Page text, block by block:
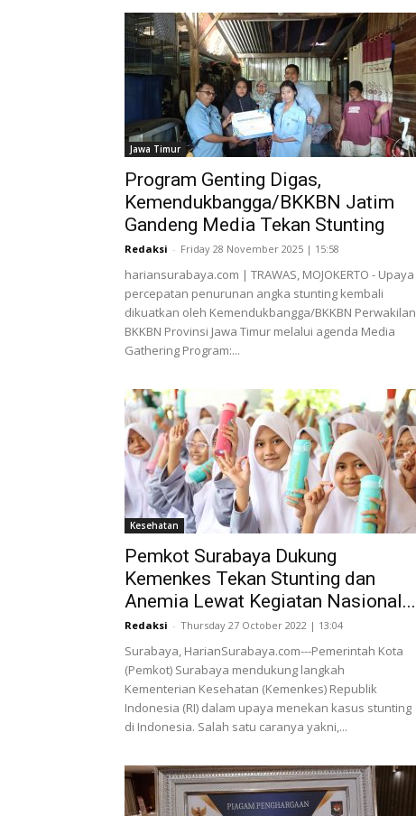
Jawa Timur
Program Genting Digas,
Kemendukbangga/BKKBN Jatim
Gandeng Media Tekan Stunting
Redaksi - Friday 28 November 2025 | 15:58
hariansurabaya.com | TRAWAS, MOJOKERTO - Upaya
percepatan penurunan angka stunting kembali
dikuatkan oleh Kemendukbangga/BKKBN Perwakilan
BKKBN Provinsi Jawa Timur melalui agenda Media
Gathering Program:...
Kesehatan
Pemkot Surabaya Dukung
Kemenkes Tekan Stunting dan
Anemia Lewat Kegiatan Nasional...
Redaksi - Thursday 27 October 2022 | 13:04
Surabaya, HarianSurabaya.com---Pemerintah Kota
(Pemkot) Surabaya mendukung langkah
Kementerian Kesehatan (Kemenkes) Republik
Indonesia (RI) dalam upaya menekan kasus stunting
di Indonesia. Salah satu caranya yakni,...